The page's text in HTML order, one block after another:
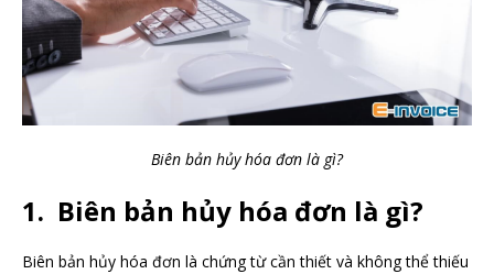
Biên bản hủy hóa đơn là gì?
1. Biên bản hủy hóa đơn là gì?
Biên bản hủy hóa đơn là chứng từ cần thiết và không thể thiếu